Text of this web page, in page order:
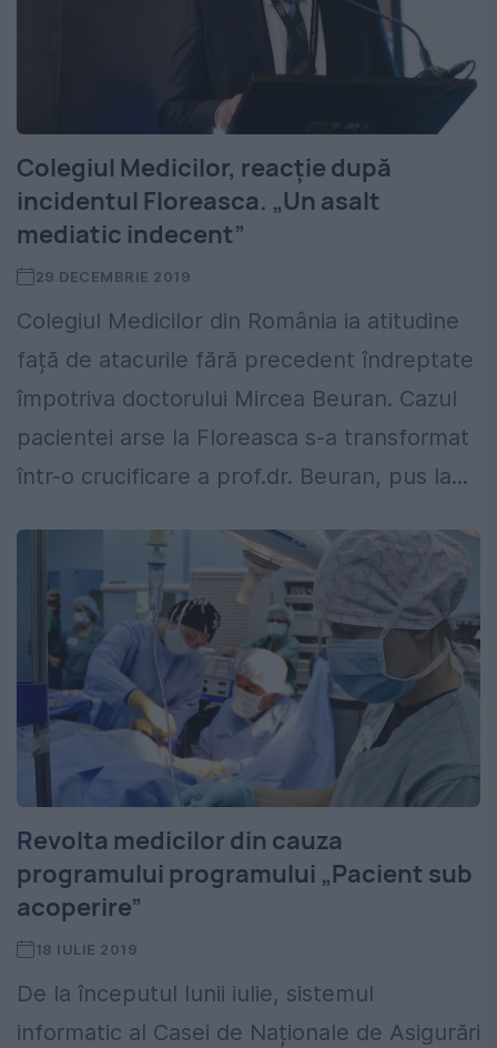
Colegiul Medicilor, reacție după
incidentul Floreasca. „Un asalt
mediatic indecent”
29 DECEMBRIE 2019
Colegiul Medicilor din România ia atitudine
față de atacurile fără precedent îndreptate
împotriva doctorului Mircea Beuran. Cazul
pacientei arse la Floreasca s-a transformat
într-o crucificare a prof.dr. Beuran, pus la...
Revolta medicilor din cauza
programului programului „Pacient sub
acoperire”
18 IULIE 2019
De la începutul lunii iulie, sistemul
informatic al Casei de Naționale de Asigurări